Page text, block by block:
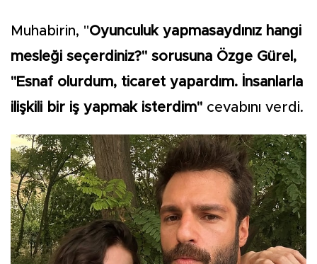
Muhabirin, "Oyunculuk yapmasaydınız hangi
mesleği seçerdiniz?" sorusuna Özge Gürel,
"Esnaf olurdum, ticaret yapardım. İnsanlarla
ilişkili bir iş yapmak isterdim" cevabını verdi.